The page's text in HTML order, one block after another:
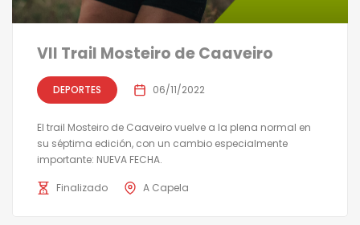
VII Trail Mosteiro de Caaveiro
DEPORTES 06/11/2022
El trail Mosteiro de Caaveiro vuelve a la plena normal en
su séptima edición, con un cambio especialmente
importante: NUEVA FECHA.
Finalizado A Capela